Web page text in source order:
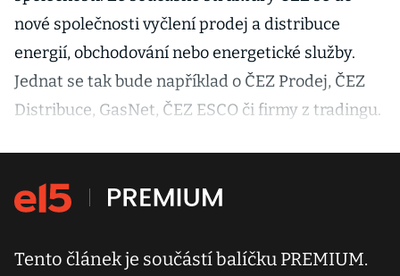
nové společnosti vyčlení prodej a distribuce
energií, obchodování nebo energetické služby.
Jednat se tak bude například o ČEZ Prodej, ČEZ
Distribuce, GasNet, ČEZ ESCO či firmy z tradingu.
Tento článek je součástí balíčku PREMIUM.